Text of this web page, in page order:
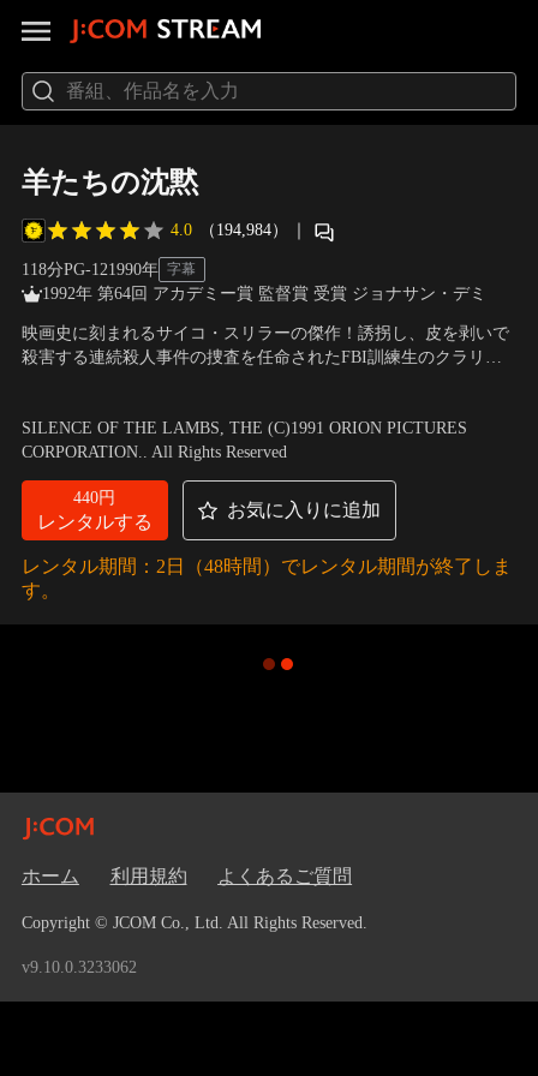
羊たちの沈黙
4.0 （194,984） ｜
118分PG-121990年 字幕
1992年 第64回 アカデミー賞 監督賞 受賞 ジョナサン・デミ
映画史に刻まれるサイコ・スリラーの傑作！誘拐し、皮を剥いで
殺害する連続殺人事件の捜査を任命されたFBI訓練生のクラリ
に協力する代償に、彼女自身の過去を語らせる。
SILENCE OF THE LAMBS, THE (C)1991 ORION PICTURES
CORPORATION.. All Rights Reserved
440円
レンタルする
お気に入りに追加
レンタル期間：2日（48時間）でレンタル期間が終了しま
す。
ホーム 利用規約 よくあるご質問
Copyright © JCOM Co., Ltd. All Rights Reserved.
v9.10.0.3233062